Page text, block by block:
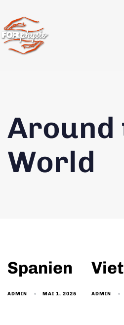
Around
World
Spanien
ADMIN MAI 1, 2025 ADMIN